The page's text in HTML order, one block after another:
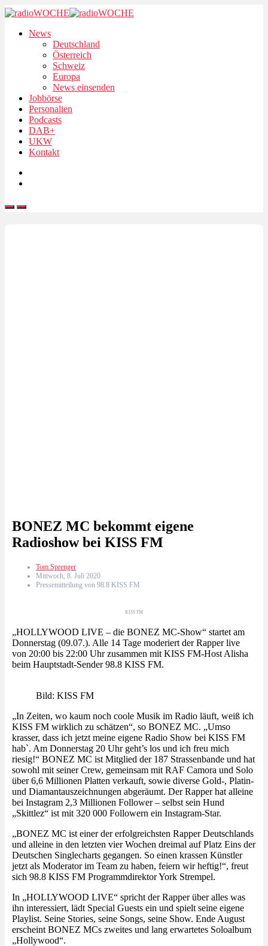
News
Deutschland
Österreich
Schweiz
Europa
News einsenden
Jobbörse
Personalien
Podcasts
DAB+
UKW
Kontakt
BONEZ MC bekommt eigene
Radioshow bei KISS FM
Tom Sprenger
Mittwoch, 8. Juli 2020
Pressemitteilung von 98.8 KISS FM
KISS FM
„HOLLYWOOD LIVE – die BONEZ MC-Show“ startet am
Donnerstag (09.07.). Alle 14 Tage moderiert der Rapper live
von 20:00 bis 22:00 Uhr zusammen mit KISS FM-Host Alisha
beim Hauptstadt-Sender 98.8 KISS FM.
Bild: KISS FM
„In Zeiten, wo kaum noch coole Musik im Radio läuft, weiß ich
KISS FM wirklich zu schätzen“, so BONEZ MC. „Umso
krasser, dass ich jetzt meine eigene Radio Show bei KISS FM
hab`. Am Donnerstag 20 Uhr geht’s los und ich freu mich
riesig!“ BONEZ MC ist Mitglied der 187 Strassenbande und hat
sowohl mit seiner Crew, gemeinsam mit RAF Camora und Solo
über 6,6 Millionen Platten verkauft, sowie diverse Gold-, Platin-
und Diamantauszeichnungen abgeräumt. Der Rapper hat alleine
bei Instagram 2,3 Millionen Follower – selbst sein Hund
„Skittlez“ ist mit 320 000 Followern ein Instagram-Star.
„BONEZ MC ist einer der erfolgreichsten Rapper Deutschlands
und alleine in den letzten vier Wochen dreimal auf Platz Eins der
Deutschen Singlecharts gegangen. So einen krassen Künstler
jetzt als Moderator im Team zu haben, feiern wir heftig!“, freut
sich 98.8 KISS FM Programmdirektor York Strempel.
In „HOLLYWOOD LIVE“ spricht der Rapper über alles was
ihn interessiert, lädt Special Guests ein und spielt seine eigene
Playlist. Seine Stories, seine Songs, seine Show. Ende August
erscheint BONEZ MCs zweites und lang erwartetes Soloalbum
„Hollywood“.